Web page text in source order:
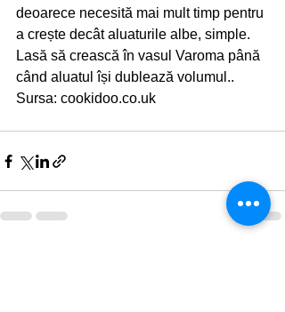
deoarece necesită mai mult timp pentru
a crește decât aluaturile albe, simple.
Lasă să crească în vasul Varoma până
când aluatul își dublează volumul..
Sursa: cookidoo.co.uk